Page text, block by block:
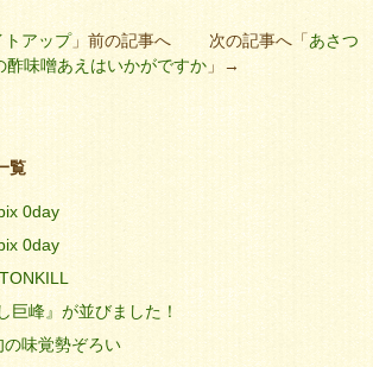
トアップ」前の記事へ 次の記事へ「あさつ
酢味噌あえはいかがですか 」→
覧
0day
0day
巨峰』が並びました！
味覚勢ぞろい